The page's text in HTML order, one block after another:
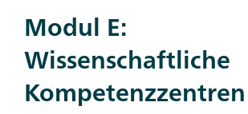
Modul E:
Wissenschaftliche
Kompetenzzentren